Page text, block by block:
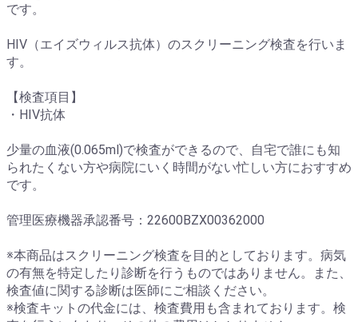
です。
HIV（エイズウィルス抗体）のスクリーニング検査を行いま
す。
【検査項目】
・HIV抗体
少量の血液(0.065ml)で検査ができるので、自宅で誰にも知
られたくない方や病院にいく時間がない忙しい方におすすめ
です。
管理医療機器承認番号：22600BZX00362000
※本商品はスクリーニング検査を目的としております。病気
の有無を特定したり診断を行うものではありません。また、
検査値に関する診断は医師にご相談ください。
※検査キットの代金には、検査費用も含まれております。検